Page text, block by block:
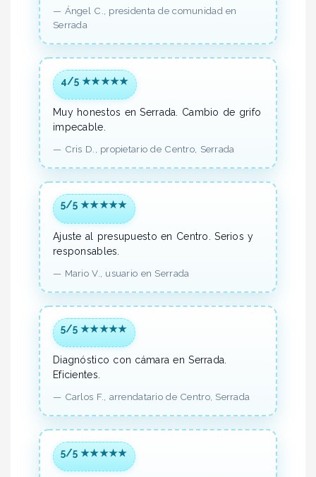
— Ángel C., presidenta de comunidaden
Serrada
4/5 ★★★★★
Muy honestos en Serrada.
Cambio de grifo
impecable.
— Cris D., propietario de Centro, Serrada
5/5 ★★★★★
Ajuste al presupuesto en Centro.
Serios y
responsables.
— Mario V., usuario en Serrada
5/5 ★★★★★
Diagnóstico con cámara en Serrada.
Eficientes.
— Carlos F., arrendatario de Centro, Serrada
5/5 ★★★★★